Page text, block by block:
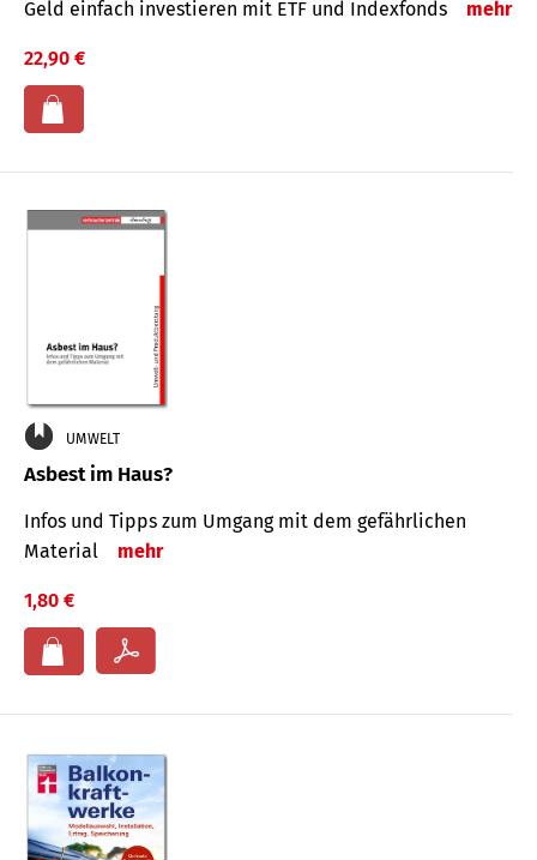
Geld einfach investieren mit ETF und Indexfonds mehr
22,90 €
UMWELT
Asbest im Haus?
Infos und Tipps zum Um­gang mit dem ge­fähr­lichen
Mate­rial
mehr
1,80 €